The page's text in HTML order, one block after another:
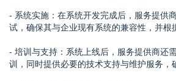
- 系统实施：在系统开发完成后，服务提供
试，确保其与企业现有系统的兼容性，并根
- 培训与支持：系统上线后，服务提供商还
训，同时提供必要的技术支持与维护服务，